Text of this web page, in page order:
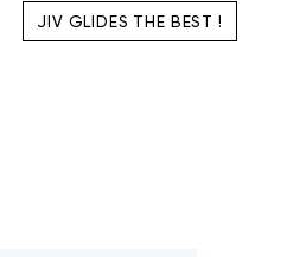
JIV GLIDES THE BEST !